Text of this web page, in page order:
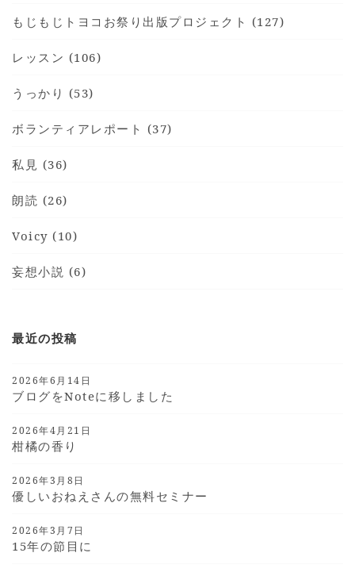
もじもじトヨコお祭り出版プロジェクト (127)
レッスン (106)
うっかり (53)
ボランティアレポート (37)
私見 (36)
朗読 (26)
Voicy (10)
妄想小説 (6)
最近の投稿
2026年6月14日
ブログをnoteに移しました
2026年4月21日
柑橘の香り
2026年3月8日
優しいおねえさんの無料セミナー
2026年3月7日
15年の節目に